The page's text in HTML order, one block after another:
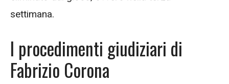
settimana.
I procedimenti giudiziari di
Fabrizio Corona